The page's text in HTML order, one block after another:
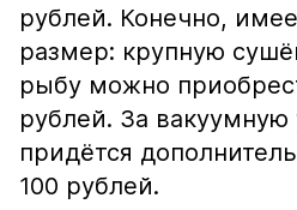
рублей. Конечно,
размер: крупную
рыбу можно
рублей. За вакуумную
придётся
100 рублей.